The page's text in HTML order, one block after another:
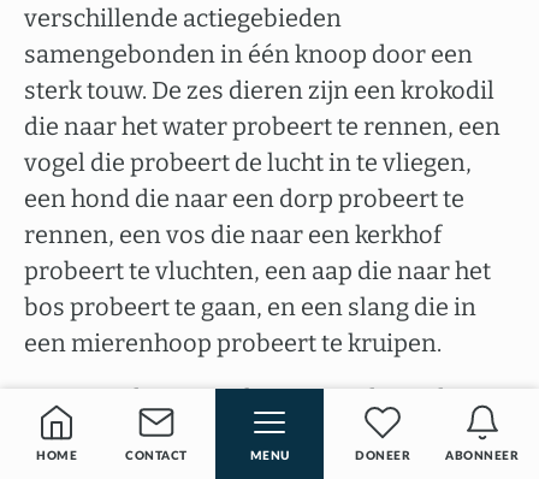
ABONNEER
DONEER
MENU
CONTACT
HOME
verschillende actiegebieden
samengebonden in één knoop door een
sterk touw. De zes dieren zijn een krokodil
die naar het water probeert te rennen, een
vogel die probeert de lucht in te vliegen,
een hond die naar een dorp probeert te
rennen, een vos die naar een kerkhof
probeert te vluchten, een aap die naar het
bos probeert te gaan, en een slang die in
een mierenhoop probeert te kruipen.
Deze zes dieren vechten voortdurend om
hun respectievelijke habitat te bereiken.